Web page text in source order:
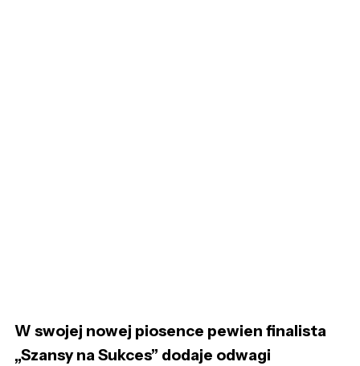
W swojej nowej piosence pewien finalista
„Szansy na Sukces” dodaje odwagi